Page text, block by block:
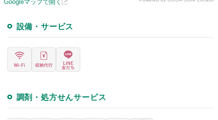
Googleマップで開く
設備・サービス
調剤・処方せんサービス